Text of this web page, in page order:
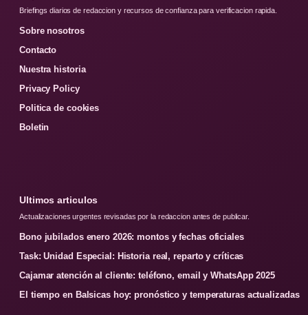
Briefings diarios de redaccion y recursos de confianza para verificacion rapida.
Sobre nosotros
Contacto
Nuestra historia
Privacy Policy
Politica de cookies
Boletin
Ultimos articulos
Actualizaciones urgentes revisadas por la redaccion antes de publicar.
Bono jubilados enero 2026: montos y fechas oficiales
Task: Unidad Especial: Historia real, reparto y críticas
Cajamar atención al cliente: teléfono, email y WhatsApp 2025
El tiempo en Balsicas hoy: pronóstico y temperaturas actualizadas